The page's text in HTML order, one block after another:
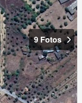
9 Fotos